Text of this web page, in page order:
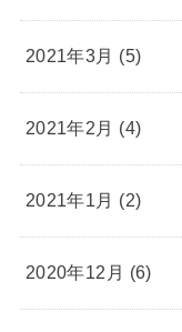
2021年3月 (5)
2021年2月 (4)
2021年1月 (2)
2020年12月 (6)